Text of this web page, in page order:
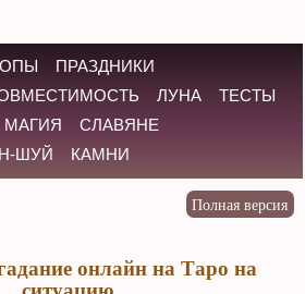
ПРАЗДНИКИ
ЛУНА
ТЕСТЫ
МАГИЯ
СЛАВЯНЕ
ШУЙ КАМНИ
онлайн на Таро на